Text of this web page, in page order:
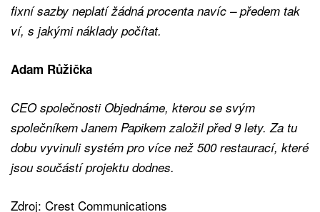
fixní sazby neplatí žádná procenta navíc – předem tak
ví, s jakými náklady počítat.
Adam Růžička
CEO společnosti Objednáme, kterou se svým
společníkem Janem Papikem založil před 9 lety. Za tu
dobu vyvinuli systém pro více než 500 restaurací, které
jsou součástí projektu dodnes.
Zdroj: Crest Communications